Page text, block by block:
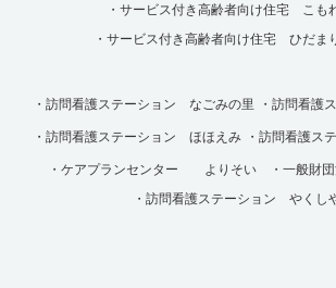
・サービス付き高齢者向け住宅 こも
・サービス付き高齢者向け住宅 ひだま
・訪問看護ステーション なごみの里 ・訪問看護
・訪問看護ステーション ほほえみ ・訪問看護ス
・ケアプランセンター よりそい
・一般財
・訪問看護ステーション やくし